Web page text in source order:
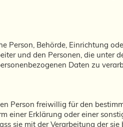
Person, Behörde, Einrichtung
und den Personen, die unter
Daten zu
Person freiwillig für den
einer Erklärung oder einer
sie mit der Verarbeitung der